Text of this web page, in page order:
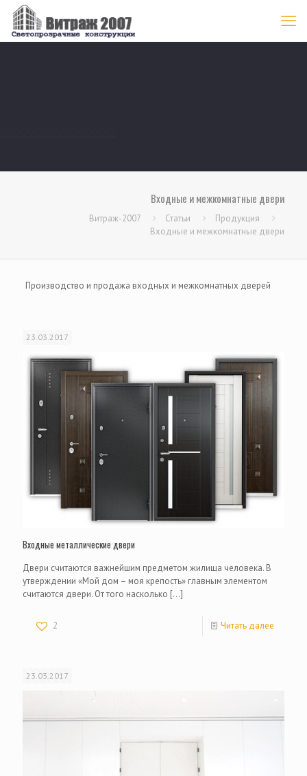
Входные и межкомнатные двери
Витраж-2007 Статьи
Продукция
Входные и межкомнатные двери
Производство и продажа входных и межкомнатных дверей
23.03.2017
Входные металлические двери
Двери считаются важнейшим предметом жилища человека. В
утверждении «Мой дом – моя крепость» главным элементом
считаются двери. От того насколько […]
2 Читать далее
23.03.2017